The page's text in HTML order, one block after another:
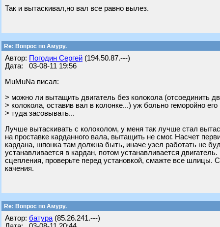
Так и вытаскивал,но вал все равно вылез.
Re: Вопрос по Амуру.
Автор: Погодин Сергей (194.50.87.---)
Дата: 03-08-11 19:56
MuMuNa писал:
> можно ли вытащить двигатель без колокола (отсоединить
> колокола, оставив вал в колонке...) уж больно геморойно его
> туда засовывать...
Лучше вытаскивать с колоколом, у меня так лучше стал
на проставке карданного вала, вытащить не смог. Насчет
кардана, шпонка там должна быть, иначе узел работать не
устанавливается в кардан, потом устанавливается
сцепления, проверьте перед установкой, смажте все шлицы.
качения.
Re: Вопрос по Амуру.
Автор: батура (85.26.241.---)